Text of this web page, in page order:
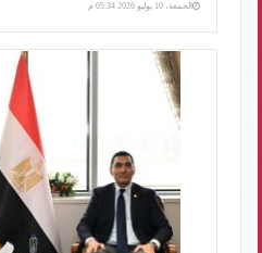
الجمعة، 10 يوليو 2026 05:34 م